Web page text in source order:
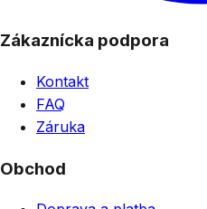
Zákaznícka podpora
Kontakt
FAQ
Záruka
Obchod